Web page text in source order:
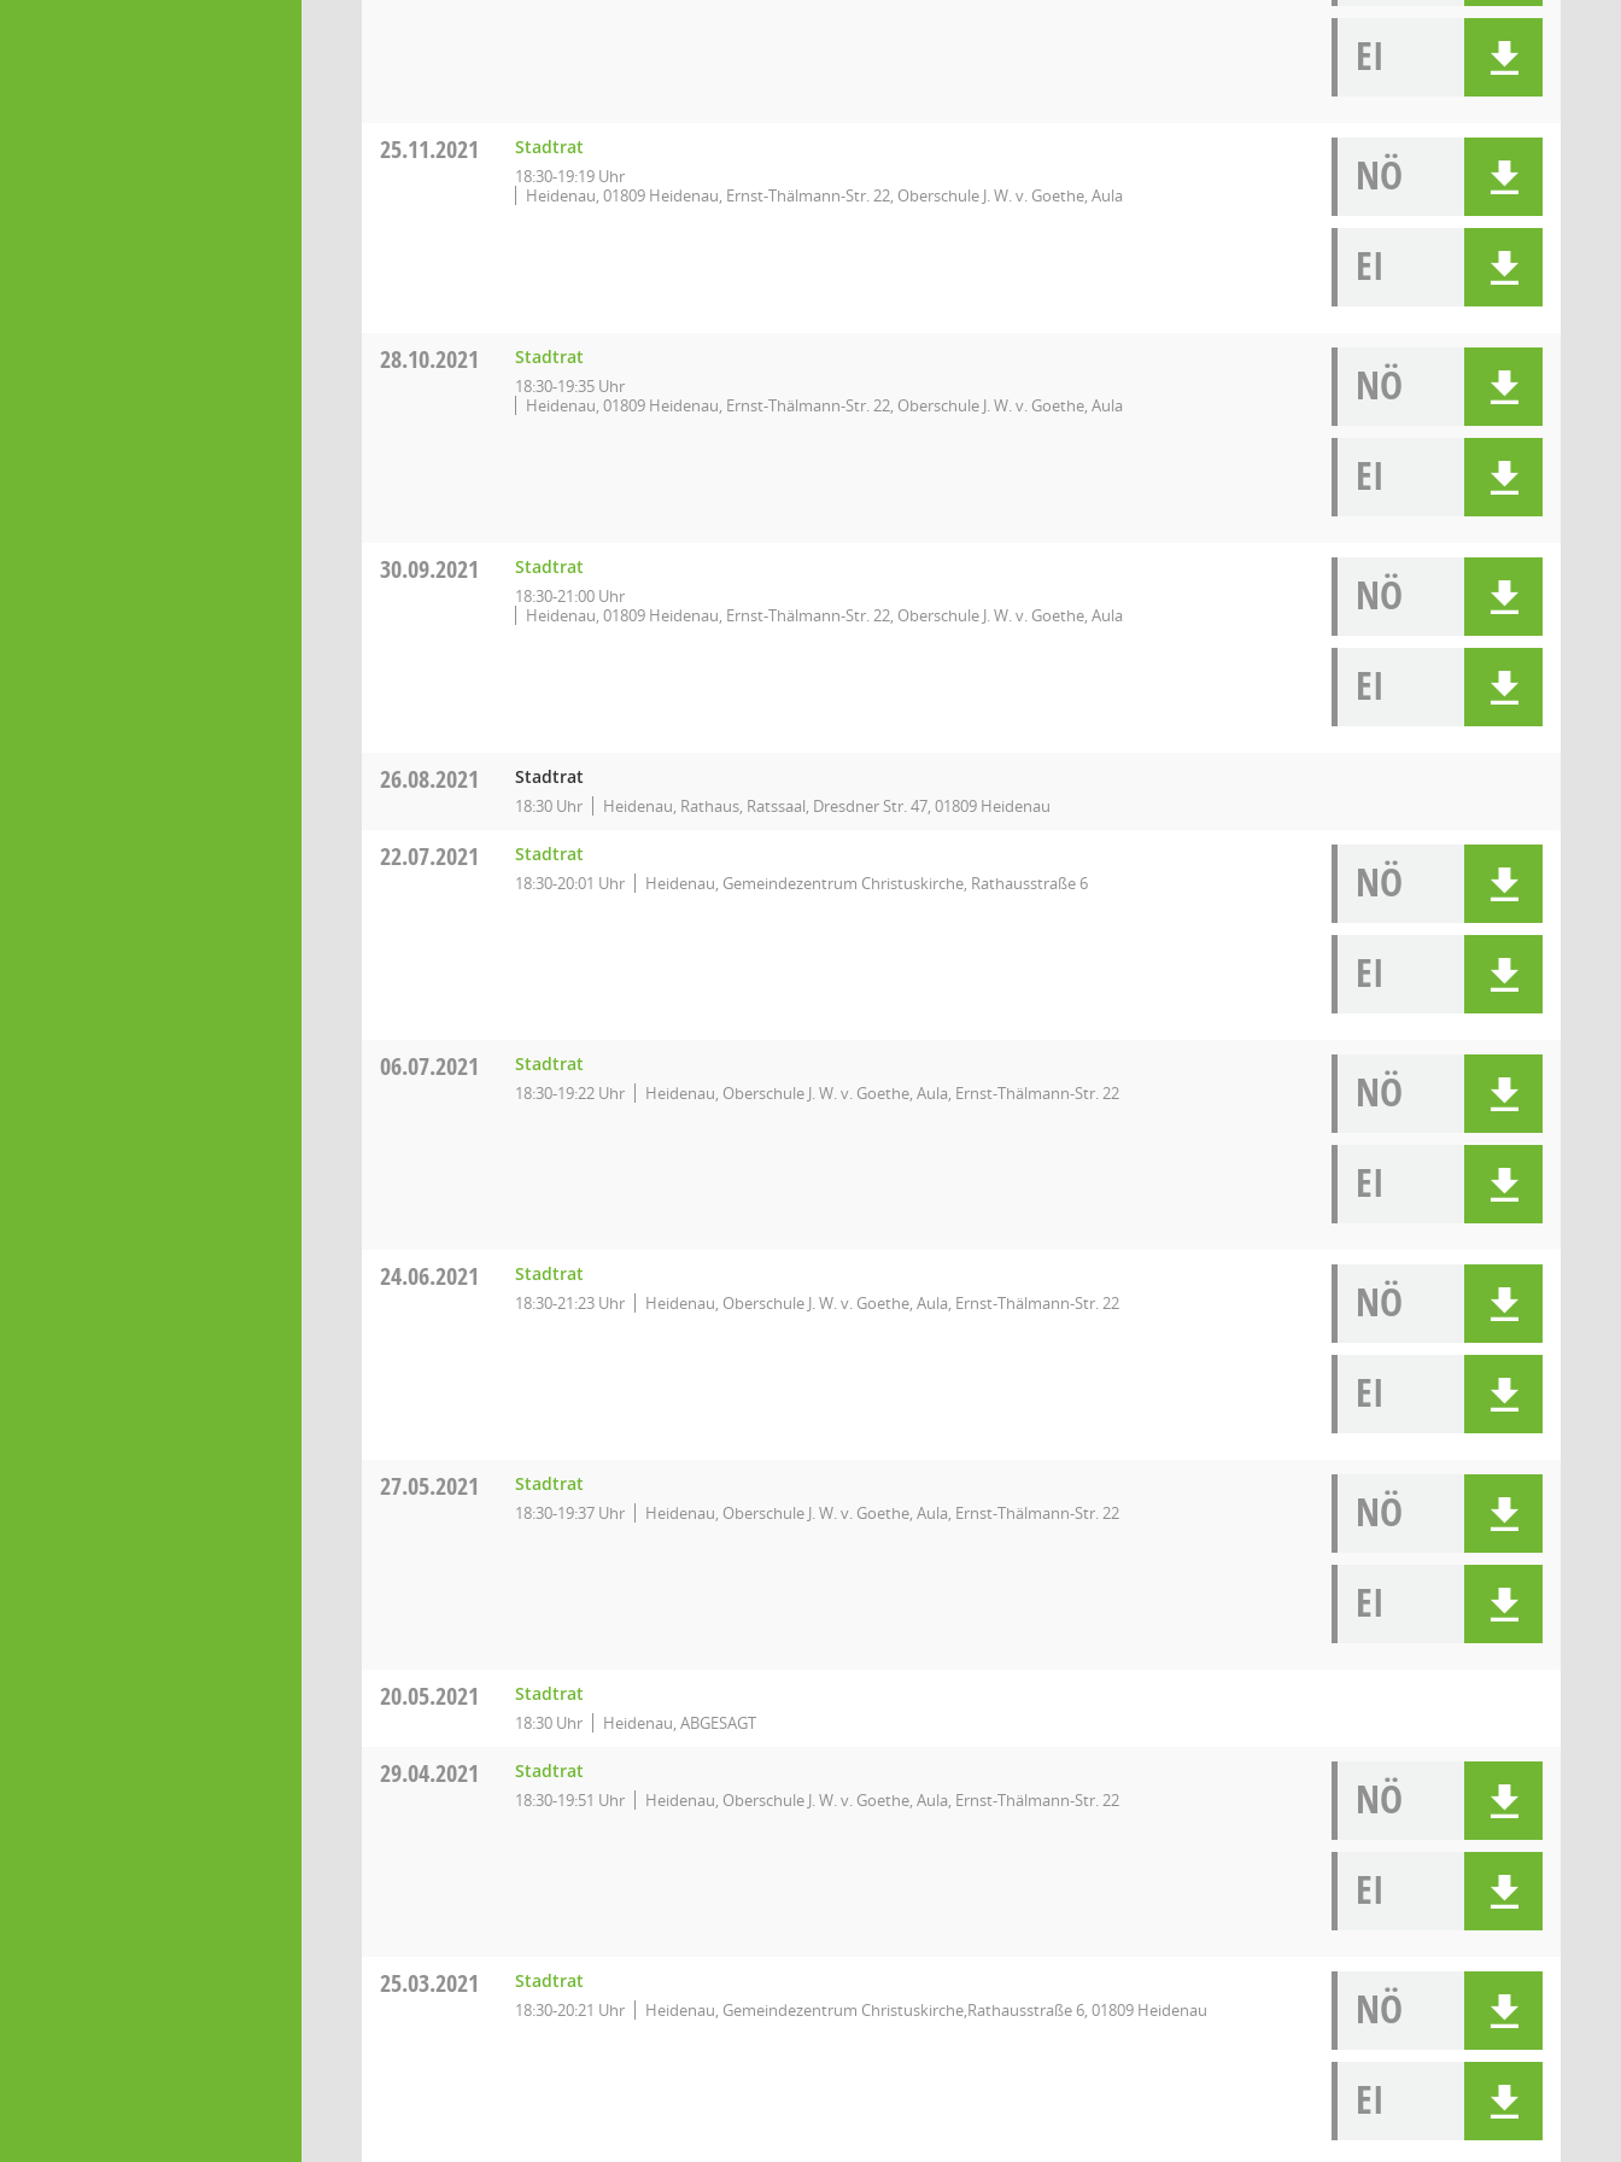
EI
25.11.2021 Stadtrat
18:30-19:19 Uhr
Heidenau, 01809 Heidenau, Ernst-Thälmann-Str. 22, Oberschule J. W. v. Goethe, Aula
NÖ
EI
28.10.2021 Stadtrat
18:30-19:35 Uhr
Heidenau, 01809 Heidenau, Ernst-Thälmann-Str. 22, Oberschule J. W. v. Goethe, Aula
NÖ
EI
30.09.2021 Stadtrat
18:30-21:00 Uhr
Heidenau, 01809 Heidenau, Ernst-Thälmann-Str. 22, Oberschule J. W. v. Goethe, Aula
NÖ
EI
26.08.2021 Stadtrat
18:30 Uhr Heidenau, Rathaus, Ratssaal, Dresdner Str. 47, 01809 Heidenau
22.07.2021 Stadtrat
18:30-20:01 Uhr Heidenau, Gemeindezentrum Christuskirche, Rathausstraße 6
NÖ
EI
06.07.2021 Stadtrat
18:30-19:22 Uhr Heidenau, Oberschule J. W. v. Goethe, Aula, Ernst-Thälmann-Str. 22
NÖ
EI
24.06.2021 Stadtrat
18:30-21:23 Uhr Heidenau, Oberschule J. W. v. Goethe, Aula, Ernst-Thälmann-Str. 22
NÖ
EI
27.05.2021 Stadtrat
18:30-19:37 Uhr Heidenau, Oberschule J. W. v. Goethe, Aula, Ernst-Thälmann-Str. 22
NÖ
EI
20.05.2021 Stadtrat
18:30 Uhr Heidenau, ABGESAGT
29.04.2021 Stadtrat
18:30-19:51 Uhr Heidenau, Oberschule J. W. v. Goethe, Aula, Ernst-Thälmann-Str. 22
NÖ
EI
25.03.2021 Stadtrat
18:30-20:21 Uhr Heidenau, Gemeindezentrum Christuskirche,Rathausstraße 6, 01809 Heidenau
NÖ
EI